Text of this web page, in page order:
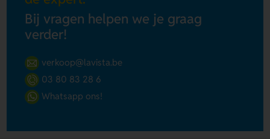
Bij vragen helpen we je graag
verder!
verkoop@lavista.be
03 80 83 28 6
Whatsapp ons!